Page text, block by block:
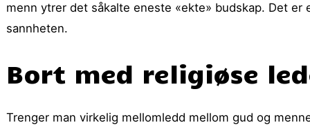
menn ytrer det såkalte eneste «ekte» budskap. Det
sannheten.
Bort med religiøse
Trenger man virkelig mellomledd mellom gud og